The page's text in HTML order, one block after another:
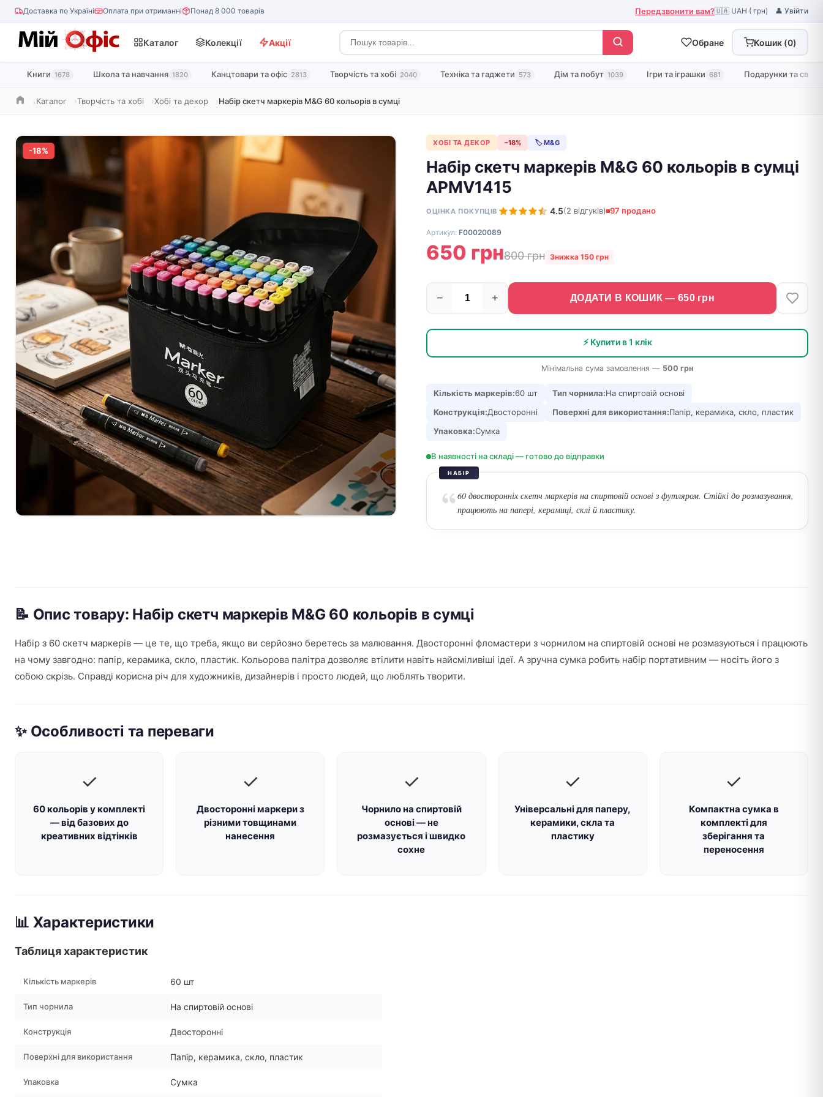
Доставка по Україні Оплата при отриманні Понад 8 000 товарів Передзвонити вам?🇺🇦 UAH ( грн) 👤 Увійти
Каталог Колекції Акції Обране Кошик (0)
Книги 1678 Школа та навчання 1820 Канцтовари та офіс 2813 Творчість та хобі 2040 Техніка та гаджети 573 Дім та побут 1039 Ігри та іграшки 681 Подарунки та свята
ГоловнаКаталог Творчість та хобі Хобі та декор Набір скетч маркерів M&G 60 кольорів в сумці
-18%
ХОБІ ТА ДЕКОР −18% 🏷 M&G
Набір скетч маркерів M&G 60 кольорів в сумці
APMV1415
ОЦІНКА ПОКУПЦІВ 4.5(2 відгуків) 97 продано
Артикул: F00020089
650 грн800 грн Знижка 150 грн
− + ДОДАТИ В КОШИК — 650грн
⚡ Купити в 1 клік
Мінімальна сума замовлення — 500 грн
Кількість маркерів:60 шт Тип чорнила:На спиртовій основі
Конструкція:Двосторонні Поверхні для використання:Папір, керамика, скло, пластик
Упаковка:Сумка
В наявності на складі — готово до відправки
НАБІР
60 двосторонніх скетч маркерів на спиртовій основі з футляром. Стійкі до розмазування,
працюють на папері, керамиці, склі й пластику.
📝 Опис товару: Набір скетч маркерів M&G 60 кольорів в сумці
Набір з 60 скетч маркерів — це те, що треба, якщо ви серйозно беретесь за малювання. Двосторонні фломастери з чорнилом на спиртовій основі не розмазуються і працюють
на чому завгодно: папір, керамика, скло, пластик. Кольорова палітра дозволяє втілити навіть найсміливіші ідеї. А зручна сумка робить набір портативним — носіть його з
собою скрізь. Справді корисна річ для художників, дизайнерів і просто людей, що люблять творити.
✨ Особливості та переваги
✓
60 кольорів у комплекті
— від базових до
креативних відтінків
✓
Двосторонні маркери з
різними товщинами
нанесення
✓
Чорнило на спиртовій
основі — не
розмазується і швидко
сохне
✓
Універсальні для паперу,
керамики, скла та
пластику
✓
Компактна сумка в
комплекті для
зберігання та
переносення
📊 Характеристики
Таблиця характеристик
Кількість маркерів 60 шт
Тип чорнила На спиртовій основі
Конструкція Двосторонні
Поверхні для використання Папір, керамика, скло, пластик
Упаковка Сумка